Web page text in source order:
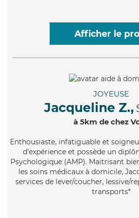
Afficher le
JOYEUSE
Jacqueline Z.,
à 5km de chez
Enthousiaste, infatiguable et
d'expérience et possède un
Psychologique (AMP). Maitrisant
les soins médicaux à domicile,
services de lever/coucher, lessive/
transports*